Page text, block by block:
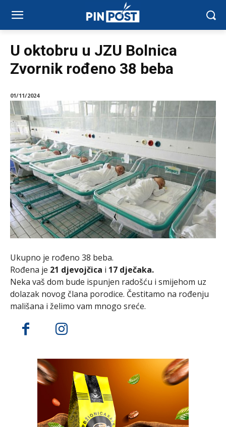
U oktobru u JZU Bolnica
Zvornik rođeno 38 beba
01/11/2024
Ukupno je rođeno 38 beba.
Rođena je 21 djevojčica i 17 dječaka.
Neka vaš dom bude ispunjen radošću i smijehom uz
dolazak novog člana porodice. Čestitamo na rođenju
mališana i želimo vam mnogo sreće.